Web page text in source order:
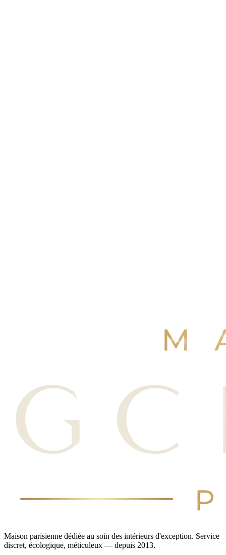
Maison parisienne dédiée au soin des intérieurs d'exception. Service
discret, écologique, méticuleux — depuis 2013.